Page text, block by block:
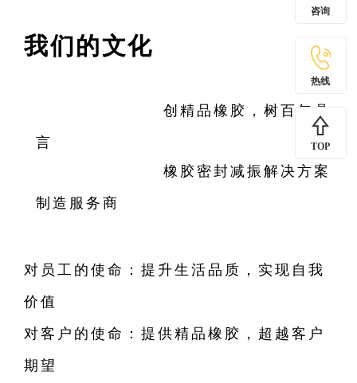
我们的文化
创精品橡胶，树百年鼎
言
橡胶密封减振解决方案
制造服务商
对员工的使命：提升生活品质，实现自我
价值
对客户的使命：提供精品橡胶，超越客户
期望
咨询
热线
TOP